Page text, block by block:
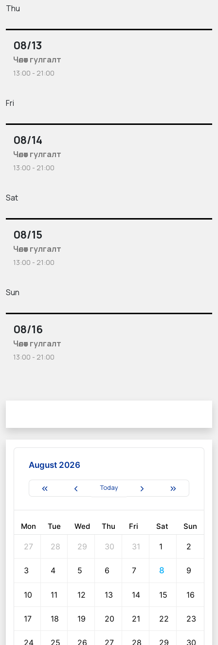
Thu
08/13
Чөлөөт гулгалт
13:00 - 21:00
Fri
08/14
Чөлөөт гулгалт
13:00 - 21:00
Sat
08/15
Чөлөөт гулгалт
13:00 - 21:00
Sun
08/16
Чөлөөт гулгалт
13:00 - 21:00
August 2026
Today
Mon Tue Wed Thu Fri Sat Sun
27 28 29 30 31 1 2
3 4 5 6 7 8 9
10 11 12 13 14 15 16
17 18 19 20 21 22 23
24 25 26 27 28 29 30